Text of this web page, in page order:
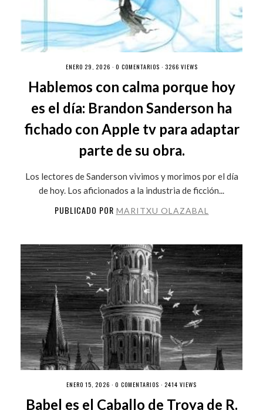
ENERO 29, 2026 · 0 COMENTARIOS · 3266 VIEWS
Hablemos con calma porque hoy
es el día: Brandon Sanderson ha
fichado con Apple tv para adaptar
parte de su obra.
Los lectores de Sanderson vivimos y morimos por el día
de hoy. Los aficionados a la industria de ficción...
PUBLICADO POR MARITXU OLAZABAL
ENERO 15, 2026 · 0 COMENTARIOS · 2414 VIEWS
Babel es el Caballo de Troya de R.